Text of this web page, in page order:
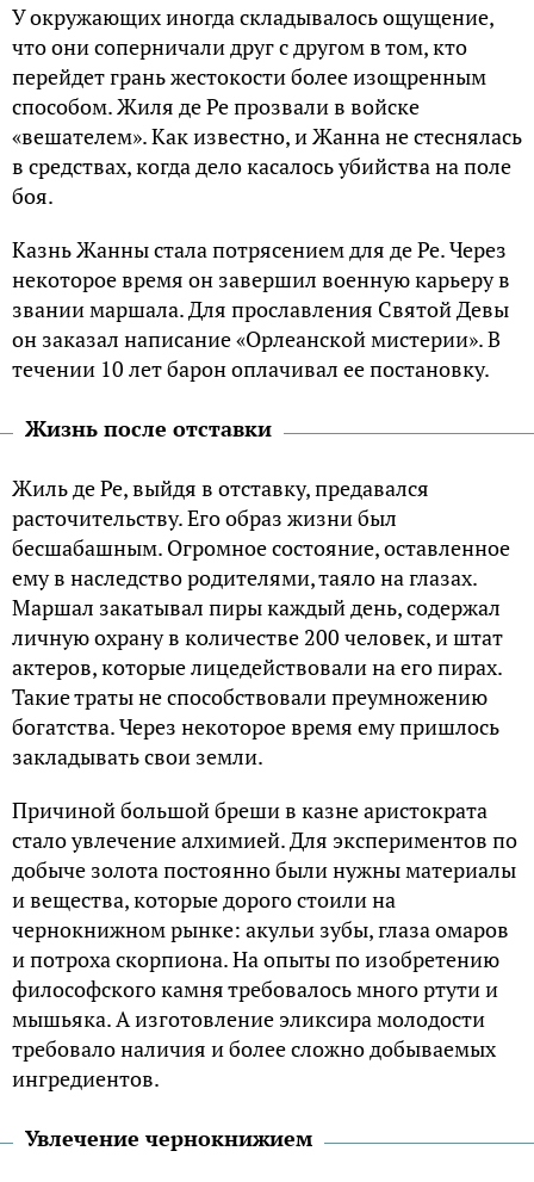
У окружающих иногда складывалось ощущение,
что они соперничали друг с другом в том, кто
перейдет грань жестокости более изощренным
способом. Жиля де Ре прозвали в войске
«вешателем». Как известно, и Жанна не стеснялась
в средствах, когда дело касалось убийства на поле
боя.
Казнь Жанны стала потрясением для де Ре. Через
некоторое время он завершил военную карьеру в
звании маршала. Для прославления Святой Девы
он заказал написание «Орлеанской мистерии». В
течении 10 лет барон оплачивал ее постановку.
Жизнь после отставки
Жиль де Ре, выйдя в отставку, предавался
расточительству. Его образ жизни был
бесшабашным. Огромное состояние, оставленное
ему в наследство родителями, таяло на глазах.
Маршал закатывал пиры каждый день, содержал
личную охрану в количестве 200 человек, и штат
актеров, которые лицедействовали на его пирах.
Такие траты не способствовали преумножению
богатства. Через некоторое время ему пришлось
закладывать свои земли.
Причиной большой бреши в казне аристократа
стало увлечение алхимией. Для экспериментов по
добыче золота постоянно были нужны материалы
и вещества, которые дорого стоили на
чернокнижном рынке: акульи зубы, глаза омаров
и потроха скорпиона. На опыты по изобретению
философского камня требовалось много ртути и
мышьяка. А изготовление эликсира молодости
требовало наличия и более сложно добываемых
ингредиентов.
Увлечение чернокнижием